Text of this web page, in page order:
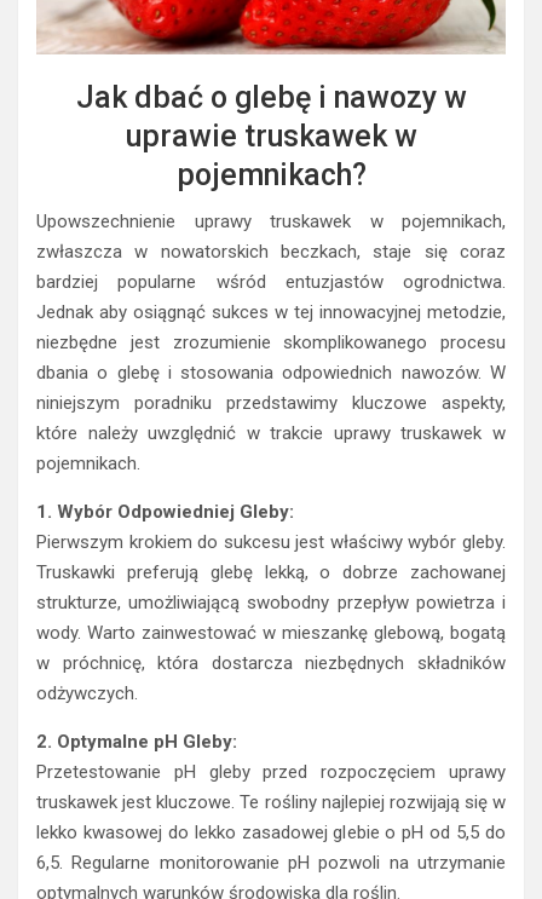
Jak dbać o glebę i nawozy w
uprawie truskawek w
pojemnikach?
Upowszechnienie uprawy truskawek w pojemnikach,
zwłaszcza w nowatorskich beczkach, staje się coraz
bardziej popularne wśród entuzjastów ogrodnictwa.
Jednak aby osiągnąć sukces w tej innowacyjnej metodzie,
niezbędne jest zrozumienie skomplikowanego procesu
dbania o glebę i stosowania odpowiednich nawozów. W
niniejszym poradniku przedstawimy kluczowe aspekty,
które należy uwzględnić w trakcie uprawy truskawek w
pojemnikach.
1. Wybór Odpowiedniej Gleby:
Pierwszym krokiem do sukcesu jest właściwy wybór gleby.
Truskawki preferują glebę lekką, o dobrze zachowanej
strukturze, umożliwiającą swobodny przepływ powietrza i
wody. Warto zainwestować w mieszankę glebową, bogatą
w próchnicę, która dostarcza niezbędnych składników
odżywczych.
2. Optymalne pH Gleby:
Przetestowanie pH gleby przed rozpoczęciem uprawy
truskawek jest kluczowe. Te rośliny najlepiej rozwijają się w
lekko kwasowej do lekko zasadowej glebie o pH od 5,5 do
6,5. Regularne monitorowanie pH pozwoli na utrzymanie
optymalnych warunków środowiska dla roślin.